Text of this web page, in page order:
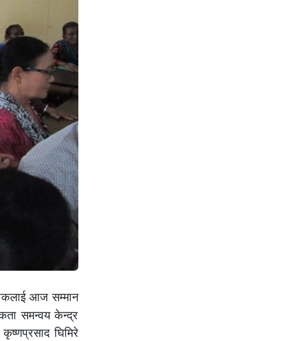
आज सम्मान
समन्वय केन्द्र
घिमिरे